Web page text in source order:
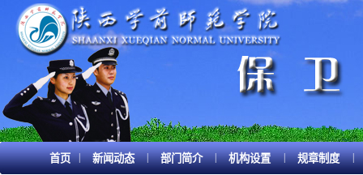
首页 | 新闻动态 | 部门简介 | 机构设置 | 规章制度 |
关注电动自行车安全隐患系列调查